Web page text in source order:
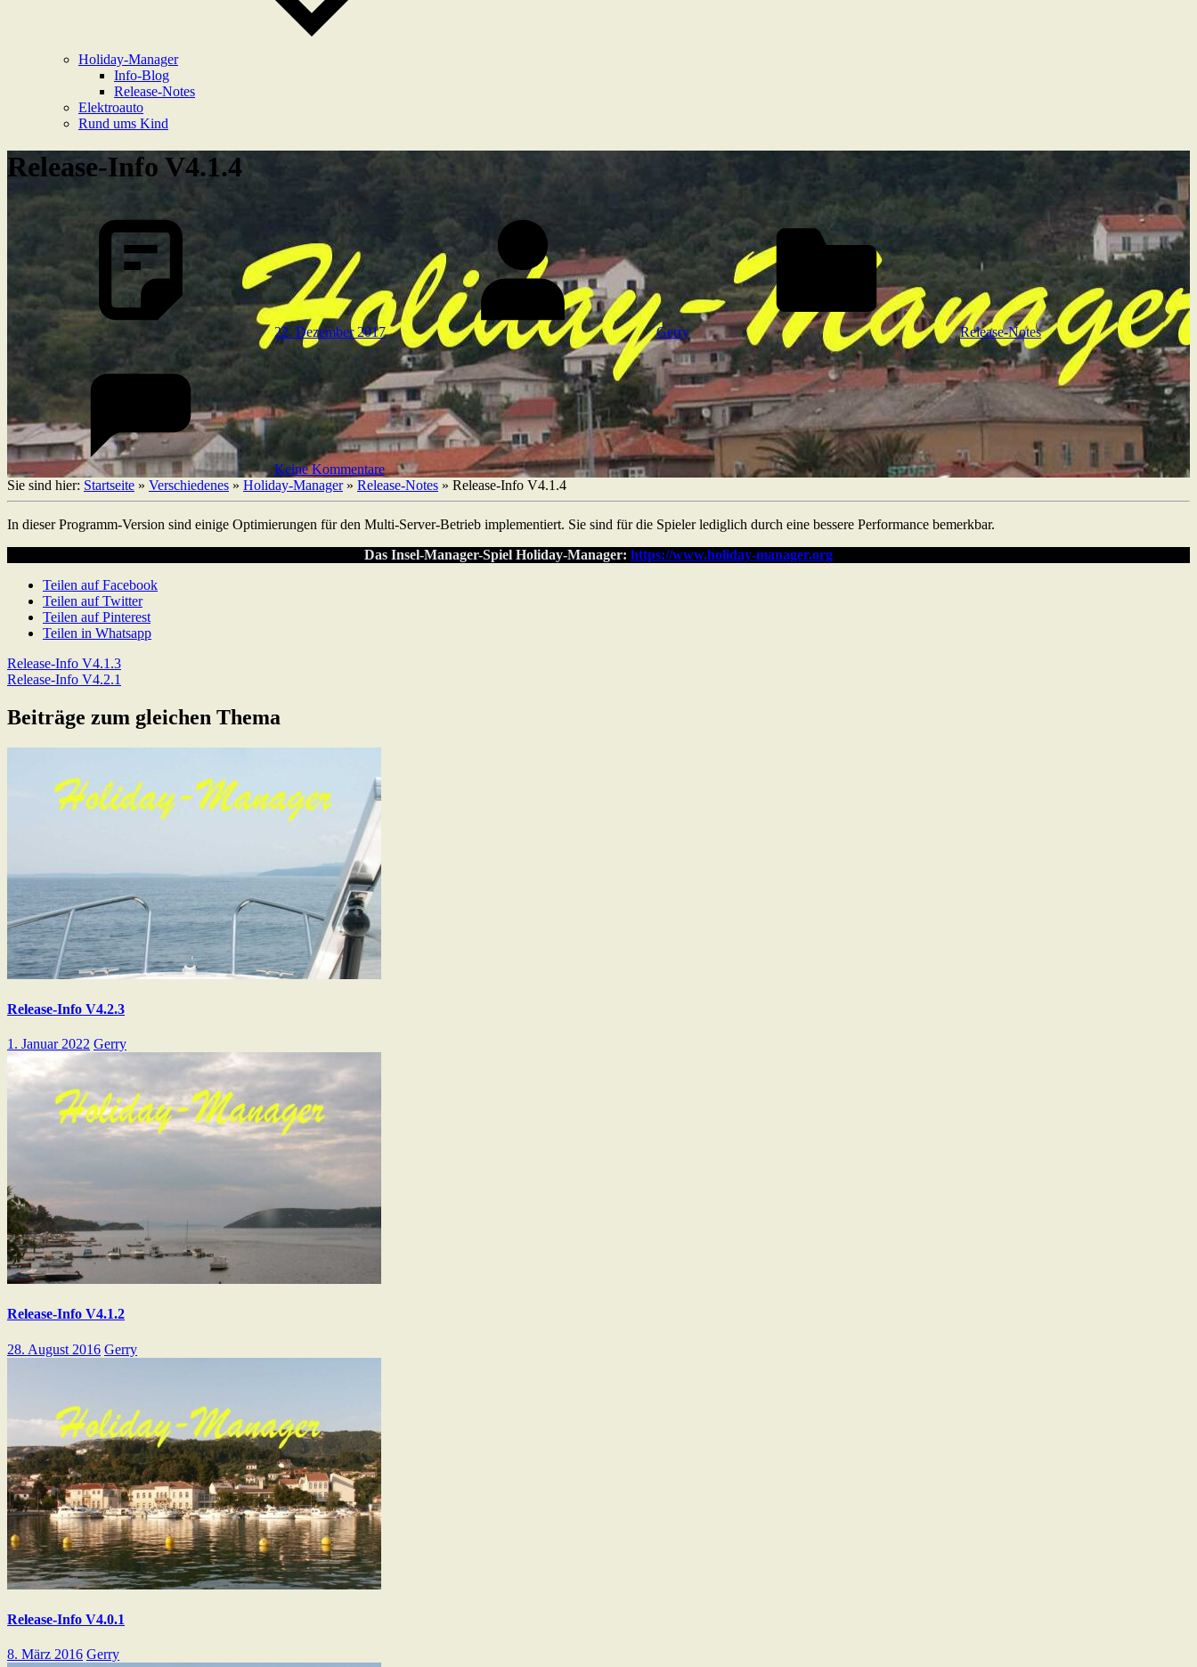
Holiday-Manager
Info-Blog
Release-Notes
Elektroauto
Rund ums Kind
Release-Info V4.1.4
22. Dezember 2017 Gerry Release-Notes
Keine Kommentare
Sie sind hier: Startseite » Verschiedenes » Holiday-Manager» Release-Notes » Release-Info V4.1.4
In dieser Programm-Version sind einige Optimierungen für den Multi-Server-Betrieb implementiert. Sie sind für die Spieler lediglich durch eine bessere Performance bemerkbar.
Das Insel-Manager-Spiel Holiday-Manager: https://www.holiday-manager.org
Teilen auf Facebook
Teilen auf Twitter
Teilen auf Pinterest
Teilen in Whatsapp
Beitragsnavigation
Previous
Post:
Release-Info V4.1.3
Next
Release-Info V4.2.1
Beiträge zum gleichen Thema
Release-Info V4.2.3
1. Januar 2022 Gerry
Release-Info V4.1.2
28. August 2016 Gerry
Release-Info V4.0.1
8. März 2016 Gerry